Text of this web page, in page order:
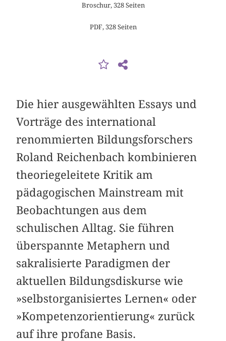
Broschur, 328 Seiten
PDF, 328 Seiten
Die hier ausgewählten Essays und
Vorträge des international
renommierten Bildungs­forschers
Roland Reichenbach kombinieren
theoriegeleitete Kritik am
pädagogischen Mainstream mit
Beobachtungen aus dem
schulischen Alltag. Sie führen
überspannte Metaphern und
sakralisierte Paradigmen der
aktuellen Bildungsdiskurse wie
»selbst­organisiertes Lernen« oder
»Kompetenzorientierung« zurück
auf ihre profane Basis.